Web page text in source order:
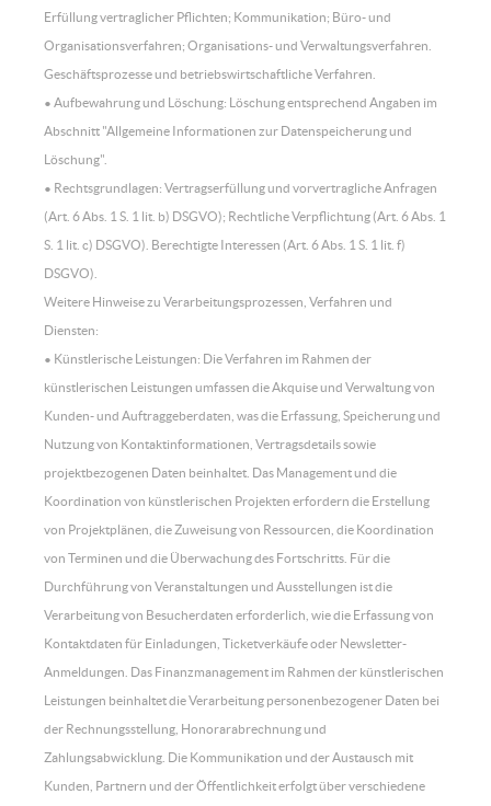
Erfüllung vertraglicher Pflichten; Kommunikation; Büro- und
Organisationsverfahren; Organisations- und Verwaltungsverfahren.
Geschäftsprozesse und betriebswirtschaftliche Verfahren.
• Aufbewahrung und Löschung: Löschung entsprechend Angaben im
Abschnitt "Allgemeine Informationen zur Datenspeicherung und
Löschung".
• Rechtsgrundlagen: Vertragserfüllung und vorvertragliche Anfragen
(Art. 6 Abs. 1 S. 1 lit. b) DSGVO); Rechtliche Verpflichtung (Art. 6 Abs. 1
S. 1 lit. c) DSGVO). Berechtigte Interessen (Art. 6 Abs. 1 S. 1 lit. f)
DSGVO).
Weitere Hinweise zu Verarbeitungsprozessen, Verfahren und
Diensten:
• Künstlerische Leistungen: Die Verfahren im Rahmen der
künstlerischen Leistungen umfassen die Akquise und Verwaltung von
Kunden- und Auftraggeberdaten, was die Erfassung, Speicherung und
Nutzung von Kontaktinformationen, Vertragsdetails sowie
projektbezogenen Daten beinhaltet. Das Management und die
Koordination von künstlerischen Projekten erfordern die Erstellung
von Projektplänen, die Zuweisung von Ressourcen, die Koordination
von Terminen und die Überwachung des Fortschritts. Für die
Durchführung von Veranstaltungen und Ausstellungen ist die
Verarbeitung von Besucherdaten erforderlich, wie die Erfassung von
Kontaktdaten für Einladungen, Ticketverkäufe oder Newsletter-
Anmeldungen. Das Finanzmanagement im Rahmen der künstlerischen
Leistungen beinhaltet die Verarbeitung personenbezogener Daten bei
der Rechnungsstellung, Honorarabrechnung und
Zahlungsabwicklung. Die Kommunikation und der Austausch mit
Kunden, Partnern und der Öffentlichkeit erfolgt über verschiedene